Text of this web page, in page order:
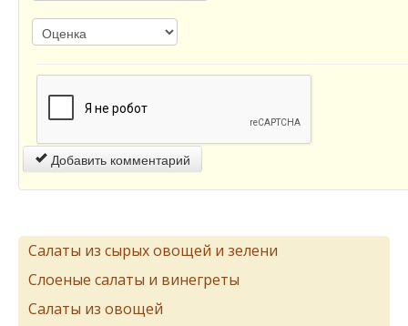
Добавить комментарий
Салаты из сырых овощей и зелени
Слоеные салаты и винегреты
Салаты из овощей